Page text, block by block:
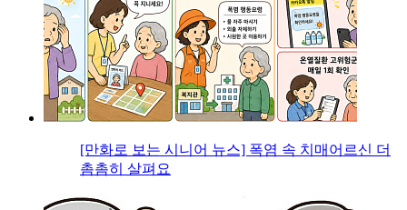
[만화로 보는 시니어 뉴스] 폭염 속 치매어르신 더
촘촘히 살펴요